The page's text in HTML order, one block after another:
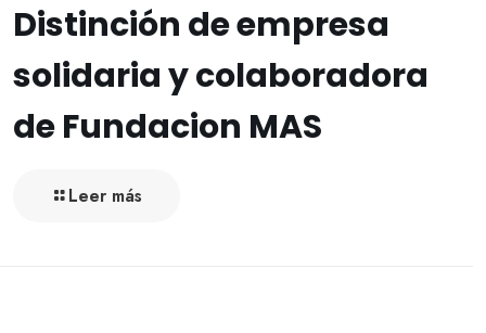
Distinción de empresa
solidaria y colaboradora
de Fundacion MAS
Leer más